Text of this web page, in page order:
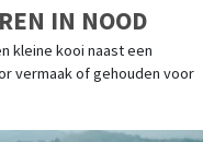
IN NOOD
kleine kooi naast een
vermaak of gehouden voor